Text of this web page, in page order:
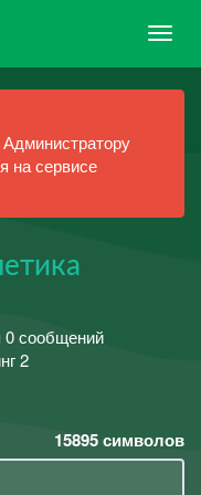
на сервисе
0 сообщений
2
15895символов